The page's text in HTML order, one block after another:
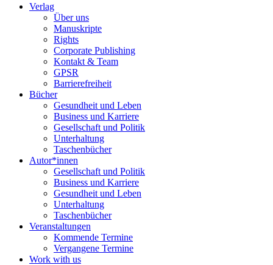
Verlag
Über uns
Manuskripte
Rights
Corporate Publishing
Kontakt & Team
GPSR
Barrierefreiheit
Bücher
Gesundheit und Leben
Business und Karriere
Gesellschaft und Politik
Unterhaltung
Taschenbücher
Autor*innen
Gesellschaft und Politik
Business und Karriere
Gesundheit und Leben
Unterhaltung
Taschenbücher
Veranstaltungen
Kommende Termine
Vergangene Termine
Work with us